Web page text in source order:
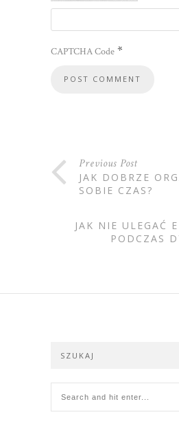
CAPTCHA Code *
Previous Post
JAK DOBRZE
SOBIE CZAS?
JAK NIE ULEGAĆ
PODCZAS
SZUKAJ